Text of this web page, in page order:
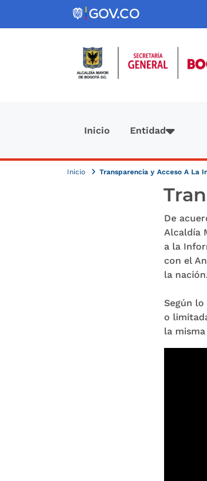
Pasar al contenido principal
Inicio Entidad
Inicio Transparencia y Acceso A La
De
Alcaldía
a la
con el
la
Según
o
la